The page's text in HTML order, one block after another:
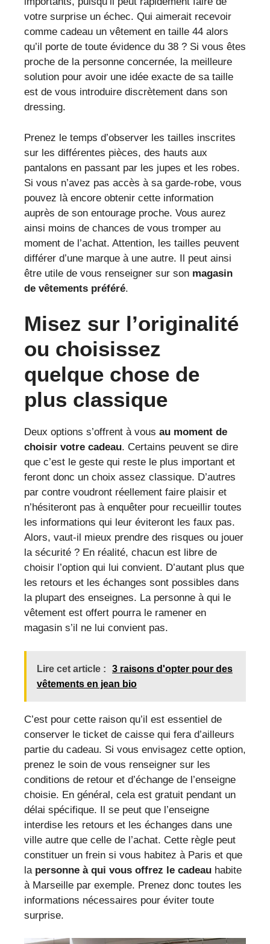
votre surprise un échec. Qui aimerait recevoir
comme cadeau un vêtement en taille 44 alors
qu’il porte de toute évidence du 38 ? Si vous êtes
proche de la personne concernée, la meilleure
solution pour avoir une idée exacte de sa taille
est de vous introduire discrètement dans son
dressing.
Prenez le temps d’observer les tailles inscrites
sur les différentes pièces, des hauts aux
pantalons en passant par les jupes et les robes.
Si vous n’avez pas accès à sa garde-robe, vous
pouvez là encore obtenir cette information
auprès de son entourage proche. Vous aurez
ainsi moins de chances de vous tromper au
moment de l’achat. Attention, les tailles peuvent
différer d’une marque à une autre. Il peut ainsi
être utile de vous renseigner sur son magasin
de vêtements préféré.
Misez sur l’originalité
ou choisissez
quelque chose de
plus classique
Deux options s’offrent à vous au moment de
choisir votre cadeau. Certains peuvent se dire
que c’est le geste qui reste le plus important et
feront donc un choix assez classique. D’autres
par contre voudront réellement faire plaisir et
n’hésiteront pas à enquêter pour recueillir toutes
les informations qui leur éviteront les faux pas.
Alors, vaut-il mieux prendre des risques ou jouer
la sécurité ? En réalité, chacun est libre de
choisir l’option qui lui convient. D’autant plus que
les retours et les échanges sont possibles dans
la plupart des enseignes. La personne à qui le
vêtement est offert pourra le ramener en
magasin s’il ne lui convient pas.
Lire cet article :
3 raisons d'opter pour des
vêtements en jean bio
C’est pour cette raison qu’il est essentiel de
conserver le ticket de caisse qui fera d’ailleurs
partie du cadeau. Si vous envisagez cette option,
prenez le soin de vous renseigner sur les
conditions de retour et d’échange de l’enseigne
choisie. En général, cela est gratuit pendant un
délai spécifique. Il se peut que l’enseigne
interdise les retours et les échanges dans une
ville autre que celle de l’achat. Cette règle peut
constituer un frein si vous habitez à Paris et que
la personne à qui vous offrez le cadeau habite
à Marseille par exemple. Prenez donc toutes les
informations nécessaires pour éviter toute
surprise.